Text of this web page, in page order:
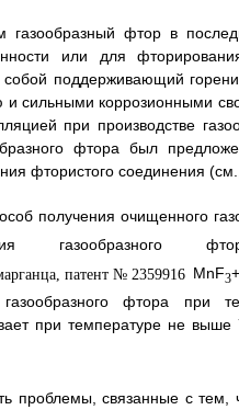
газообразный фтор в
или для
собой поддерживающий
и сильными коррозионными
при производстве
фтора был
фтористого соединения
получения очищенного
MnF3
фтора при
при температуре не
проблемы, связанные с тем,